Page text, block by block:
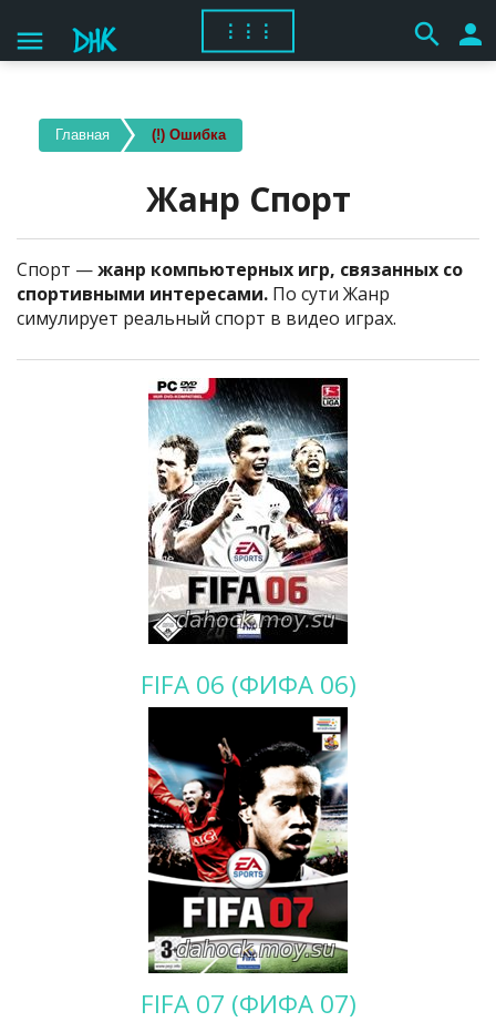
menu ⋮⋮⋮ search person
Главная (!) Ошибка
Жанр Спорт
Спорт —жанр компьютерных игр, связанных со
спортивными интересами. По сути Жанр
симулирует реальный спорт в видео играх.
FIFA 06 (ФИФА 06)
FIFA 07 (ФИФА 07)